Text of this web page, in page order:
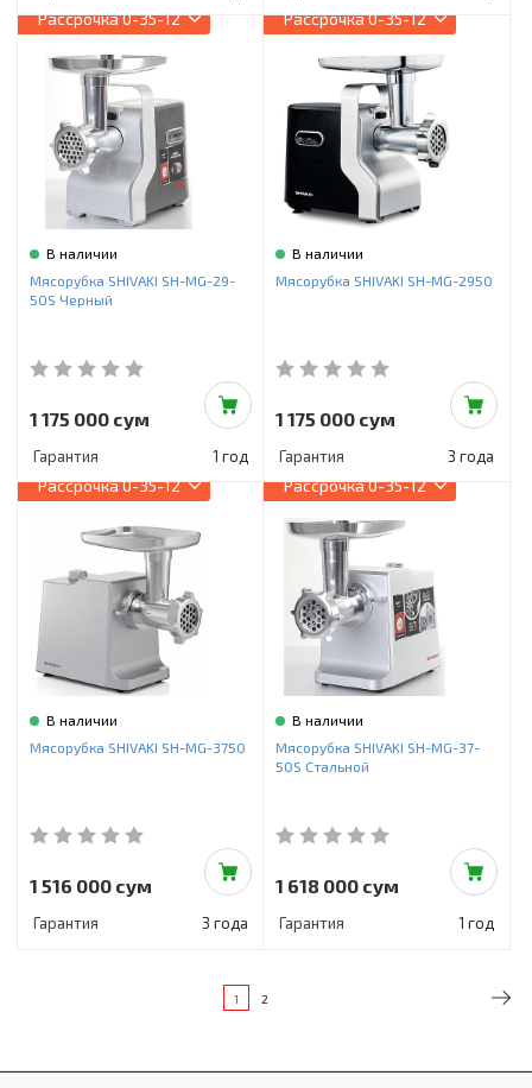
Рассрочка0-35-12
В наличии
Мясорубка SHIVAKI SH-MG-29-
50S Черный
1 175 000 сум
Гарантия 1 год
Рассрочка0-35-12
В наличии
Мясорубка SHIVAKI SH-MG-2950
1 175 000 сум
Гарантия 3 года
Рассрочка0-35-12
В наличии
Мясорубка SHIVAKI SH-MG-3750
1 516 000 сум
Гарантия 3 года
Рассрочка0-35-12
В наличии
Мясорубка SHIVAKI SH-MG-37-
50S Стальной
1 618 000 сум
Гарантия 1 год
1 2